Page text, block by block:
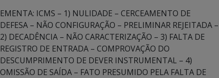
EMENTA: ICMS – 1) NULIDADE – CERCEAMENTO DE
DEFESA – NÃO CONFIGURAÇÃO – PRELIMINAR REJEITADA –
2) DECADÊNCIA – NÃO CARACTERIZAÇÃO – 3) FALTA DE
REGISTRO DE ENTRADA – COMPROVAÇÃO DO
DESCUMPRIMENTO DE DEVER INSTRUMENTAL – 4)
OMISSÃO DE SAÍDA – FATO PRESUMIDO PELA FALTA DE